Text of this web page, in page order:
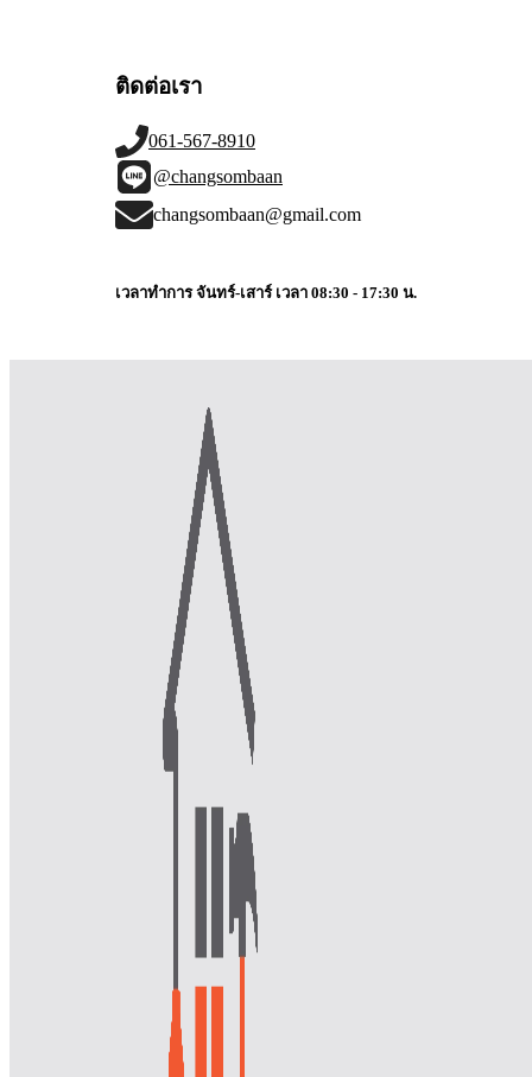
ติดต่อเรา
061-567-8910
@changsombaan
changsombaan@gmail.com
เวลาทำการ จันทร์-เสาร์ เวลา 08:30 - 17:30 น.